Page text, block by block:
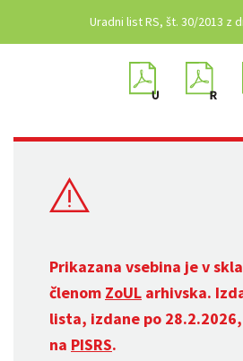
Uradni list RS, št. 30/2013 z
Prikazana vsebina je v
členom ZoUL arhivska.
lista, izdane po
na PISRS.